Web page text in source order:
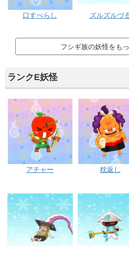
口すべらし ズルズルづ
フシギ族の妖怪をも
ランクE妖怪
アチャー 枕返し